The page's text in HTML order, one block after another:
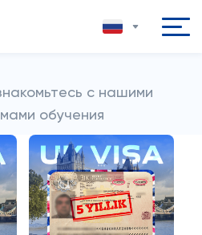
с нашими
обучения